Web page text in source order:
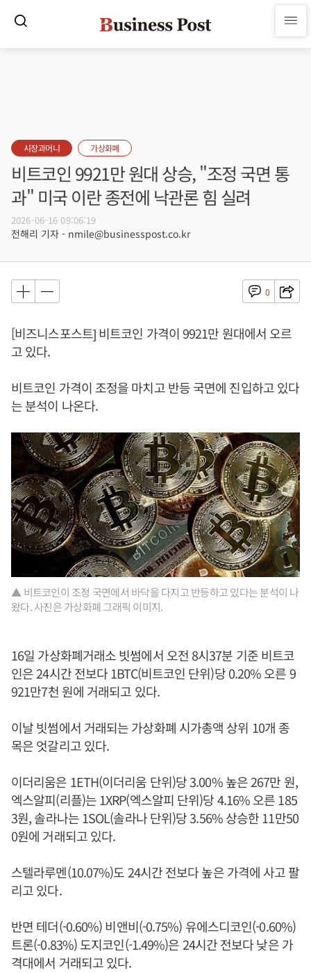
시장과머니 가상화폐
비트코인 9921만 원대 상승, "조정 국면 통
과" 미국 이란 종전에 낙관론 힘 실려
2026-06-16 09:06:19
전해리 기자 - nmile@businesspost.co.kr
0
[비즈니스포스트] 비트코인 가격이 9921만 원대에서 오르
고 있다.
비트코인 가격이 조정을 마치고 반등 국면에 진입하고 있다
는 분석이 나온다.
▲ 비트코인이 조정 국면에서 바닥을 다지고 반등하고 있다는 분석이 나
왔다. 사진은 가상화폐 그래픽 이미지.
16일 가상화폐거래소 빗썸에서 오전 8시37분 기준 비트코
인은 24시간 전보다 1BTC(비트코인 단위)당 0.20% 오른 9
921만7천 원에 거래되고 있다.
이날 빗썸에서 거래되는 가상화폐 시가총액 상위 10개 종
목은 엇갈리고 있다.
이더리움은 1ETH(이더리움 단위)당 3.00% 높은 267만 원,
엑스알피(리플)는 1XRP(엑스알피 단위)당 4.16% 오른 185
3원, 솔라나는 1SOL(솔라나 단위)당 3.56% 상승한 11만50
0원에 거래되고 있다.
스텔라루멘(10.07%)도 24시간 전보다 높은 가격에 사고 팔
리고 있다.
반면 테더(-0.60%) 비앤비(-0.75%) 유에스디코인(-0.60%)
트론(-0.83%) 도지코인(-1.49%)은 24시간 전보다 낮은 가
격대에서 거래되고 있다.